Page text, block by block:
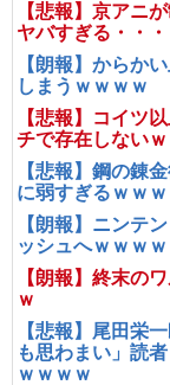
【悲報】京アニ
ヤバすぎる・・・
【朗報】からか
しまうｗｗｗｗ
【悲報】コイツ
チで存在しない
【悲報】鋼の錬
に弱すぎるｗｗｗ
【朗報】ニンテ
ッシュへｗｗｗｗ
【朗報】終末の
ｗ
【悲報】尾田栄
も思わまい」読
ｗｗｗｗ